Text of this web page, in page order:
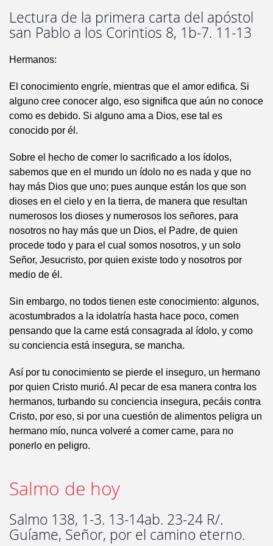
Lectura de la primera carta del apóstol
san Pablo a los Corintios 8, 1b-7. 11-13
Hermanos:
El conocimiento engríe, mientras que el amor edifica. Si
alguno cree conocer algo, eso significa que aún no conoce
como es debido. Si alguno ama a Dios, ese tal es
conocido por él.
Sobre el hecho de comer lo sacrificado a los ídolos,
sabemos que en el mundo un ídolo no es nada y que no
hay más Dios que uno; pues aunque están los que son
dioses en el cielo y en la tierra, de manera que resultan
numerosos los dioses y numerosos los señores, para
nosotros no hay más que un Dios, el Padre, de quien
procede todo y para el cual somos nosotros, y un solo
Señor, Jesucristo, por quien existe todo y nosotros por
medio de él.
Sin embargo, no todos tienen este conocimiento: algunos,
acostumbrados a la idolatría hasta hace poco, comen
pensando que la carne está consagrada al ídolo, y como
su conciencia está insegura, se mancha.
Así por tu conocimiento se pierde el inseguro, un hermano
por quien Cristo murió. Al pecar de esa manera contra los
hermanos, turbando su conciencia insegura, pecáis contra
Cristo, por eso, si por una cuestión de alimentos peligra un
hermano mío, nunca volveré a comer carne, para no
ponerlo en peligro.
Salmo de hoy
Salmo 138, 1-3. 13-14ab. 23-24 R/.
Guíame, Señor, por el camino eterno.